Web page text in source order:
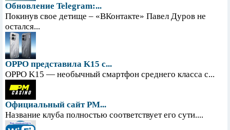
Обновление Telegram:...
Покинув свое детище – «ВКонтакте» Павел Дуров не
остался...
OPPO представила K15 с...
OPPO K15 — необычный смартфон среднего класса с...
Официальный сайт PM...
Название клуба полностью соответствует его сути....